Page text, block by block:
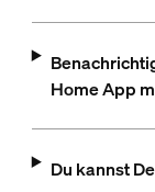
Home App
Du kannst